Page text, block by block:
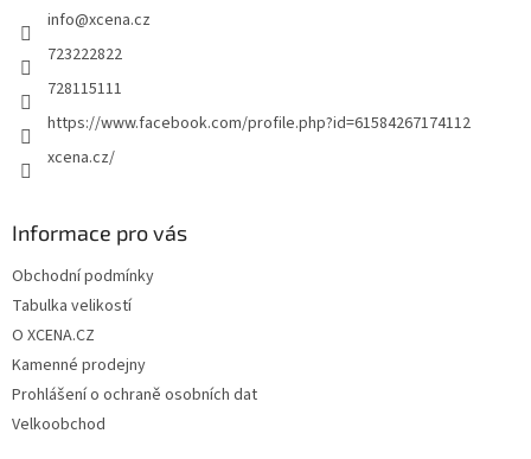
info@xcena.cz
723222822
728115111
https://www.facebook.com/profile.php?id=61584267174112
xcena.cz/
Informace pro vás
Obchodní podmínky
Tabulka velikostí
O XCENA.CZ
Kamenné prodejny
Prohlášení o ochraně osobních dat
Velkoobchod